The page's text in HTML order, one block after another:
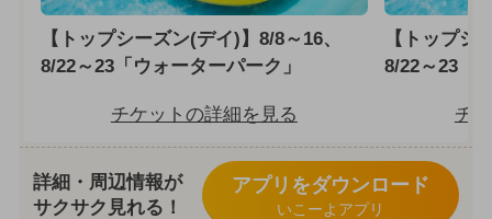
【トップシーズン(デイ)】8/8～16、
8/22～23「ウォーターパーク」
チケットの詳細を見る
【トップシ
8/22～23「
チ
詳細・周辺情報が
サクサク見れる！
アプリをダウンロード
いこーよアプリ